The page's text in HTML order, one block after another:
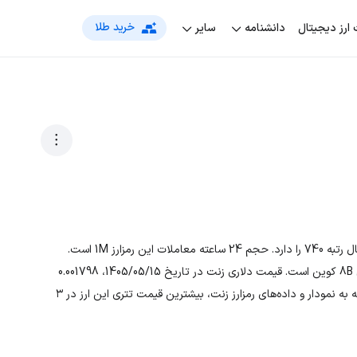
دیجیتال دانشنامه سایر خرید طلا
رمزارز زنت با نماد اختصاری ZENT، در بین لیست جهانی ارزهای دیجیتال رتبه 740 را دارد. حجم 24 ساعته معاملات این رمزارز 1M است.
تعداد کل سکه‌ها 10B و در حال حاضر، تعداد سکه‌های در گردش معادل 8B کوین است. قیمت دلاری زنت در تاریخ 1405/05/15، 0.001798
دلار و قیمت تومانی ارز ZENT معادل 337.79026 تومان است. با توجه به نمودار و داده‌های رمزارز زنت، بیشترین قیمت تتری این ارز در ۳